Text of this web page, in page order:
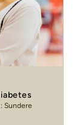
Sundere